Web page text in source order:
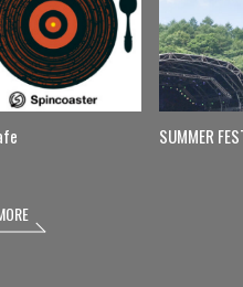
SUMMER